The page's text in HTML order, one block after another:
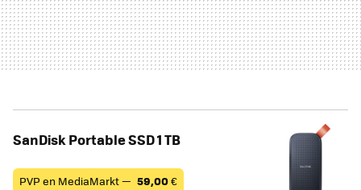
SanDisk Portable SSD 1 TB
PVP en MediaMarkt — 59,00€